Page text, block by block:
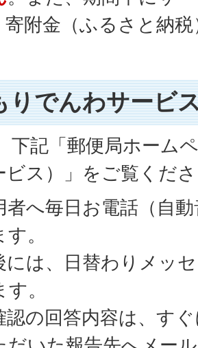
附金（ふるさと納
りでんわサービ
下記「郵便局ホーム
ビス）」をご覧くだ
者へ毎日お電話（自
。
には、日替わりメッ
。
認の回答内容は、す